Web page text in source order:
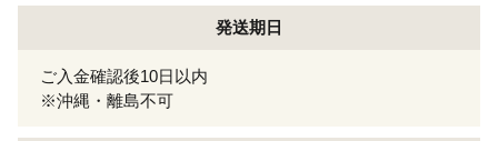
発送期日
ご入金確認後10日以内
※沖縄・離島不可